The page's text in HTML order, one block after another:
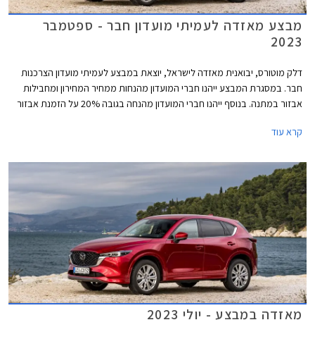
מבצע מאזדה לעמיתי מועדון חבר - ספטמבר
2023
דלק מוטורס, יבואנית מאזדה לישראל, יוצאת במבצע לעמיתי מועדון הצרכנות
חבר. במסגרת המבצע ייהנו חברי המועדון מהנחות ממחיר המחירון ומחבילות
אבזור במתנה. בנוסף ייהנו חברי המועדון מהנחה בגובה 20% על הזמנת אבזור
התצוגה של מאזדה בין התאריכים 12.09.2023-13.10.2023.
קרא עוד
מאזדה במבצע - יולי 2023